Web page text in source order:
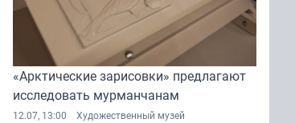
«Арктические зарисовки» предлагают
исследовать мурманчанам
12.07, 13:00 Художественный музей